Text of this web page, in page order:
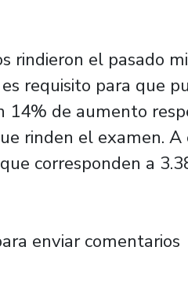
rindieron el pasado
requisito para que
14% de aumento
rinden el examen.
corresponden a
de médicos
enviar comentarios